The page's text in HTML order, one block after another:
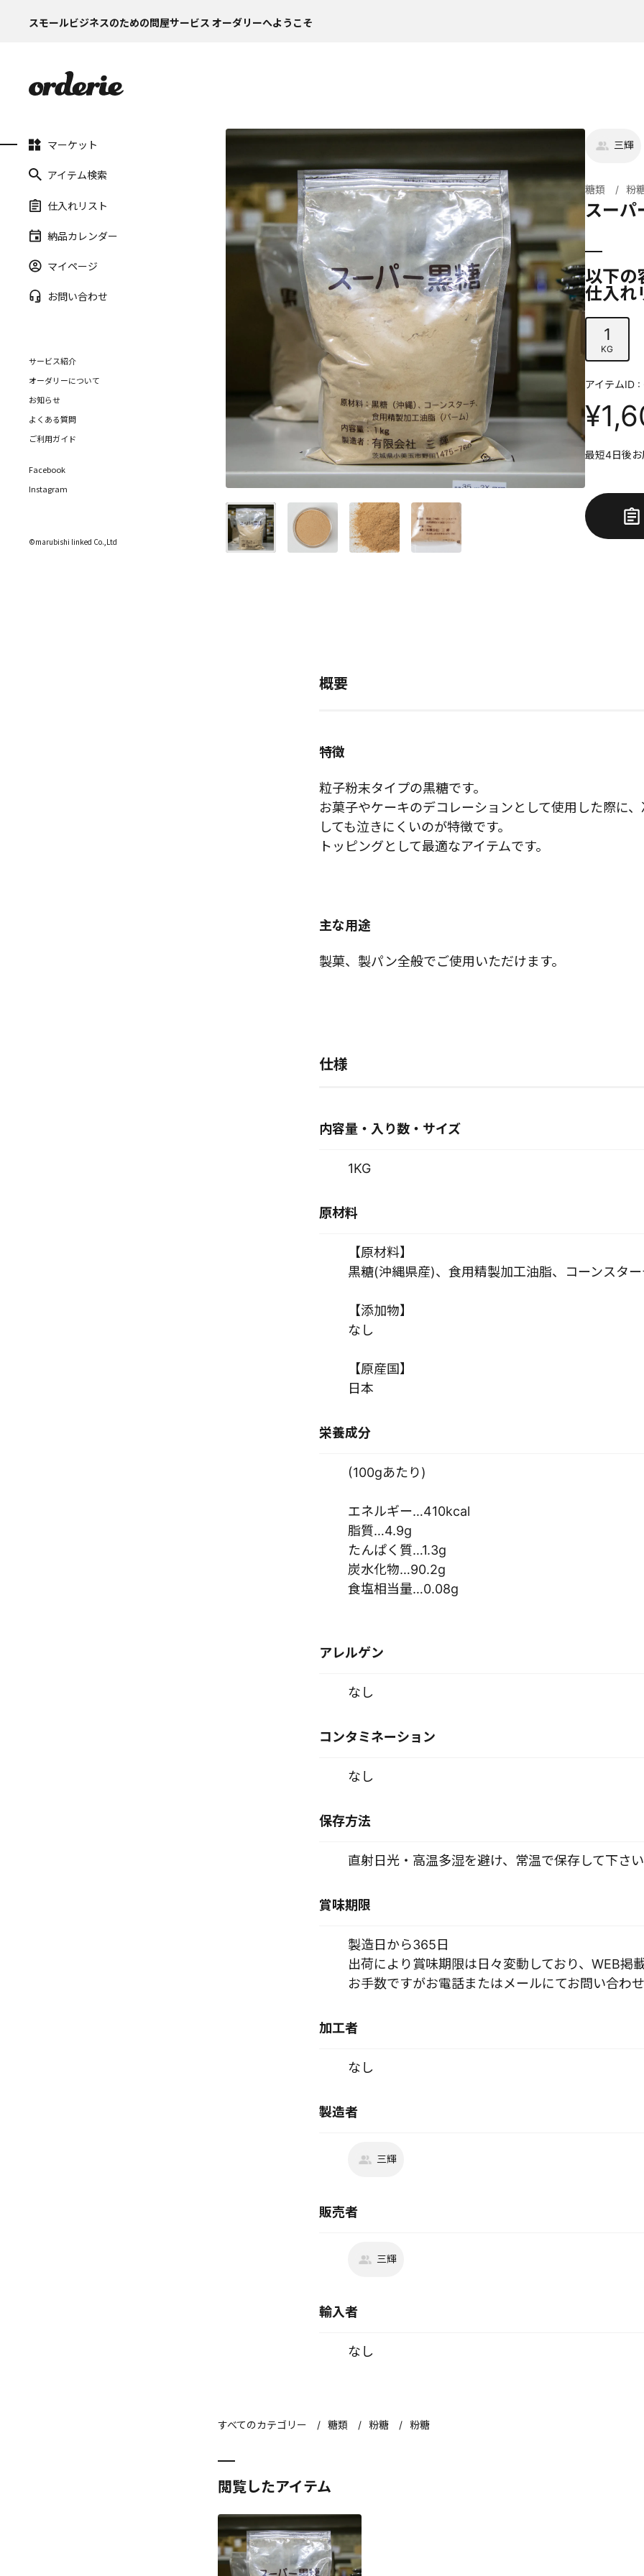
スモールビジネスのための問屋サービス オーダリーへようこそ
マーケット
アイテム検索
仕入れリスト
納品カレンダー
マイページ
お問い合わせ
サービス紹介
オーダリーについて
お知らせ
よくある質問
ご利用ガイド
Facebook
Instagram
©marubishi linked Co.,Ltd
三輝
糖類 粉
スーパ
以下の
仕入れ
1
KG
アイテムID
最短4日後お
概要
特徴
粒子粉末タイプの黒糖です。
お菓子やケーキのデコレーションとして使用した際に
しても泣きにくいのが特徴です。
トッピングとして最適なアイテムです。
主な用途
製菓、製パン全般でご使用いただけます。
仕様
内容量・入り数・サイズ
1KG
原材料
【原材料】
黒糖(沖縄県産)、食用精製加工油脂、コーンスタ
【添加物】
なし
【原産国】
日本
栄養成分
(100gあたり)
エネルギー…410kcal
脂質…4.9g
たんぱく質…1.3g
炭水化物…90.2g
食塩相当量…0.08g
アレルゲン
なし
コンタミネーション
なし
保存方法
直射日光・高温多湿を避け、常温で保存して下さ
賞味期限
製造日から365日
出荷により賞味期限は日々変動しており、WEB掲
お手数ですがお電話またはメールにてお問い合わ
加工者
なし
製造者
三輝
販売者
三輝
輸入者
なし
すべてのカテゴリー 糖類 粉糖 粉糖
閲覧したアイテム